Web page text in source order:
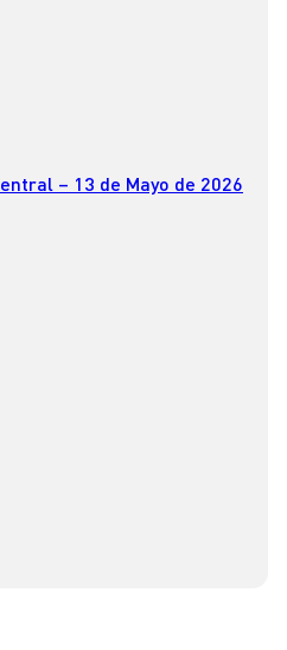
– 13 de Mayo de 2026